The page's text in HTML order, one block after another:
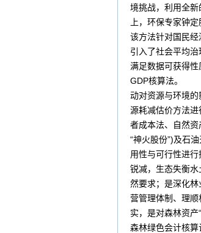
境挑战，利用全
上，环保专家钟
该方法针对国民
引入了社会平均
满足数据可获得
GDP核算法。
动对资源与环境
源耗减估价方法
者成本法、自然
“神火股份”)及石
用性与可行性
锐减，生态失衡
然要求；是深化
营管理体制、理
实，是对森林资
森林绿色会计核